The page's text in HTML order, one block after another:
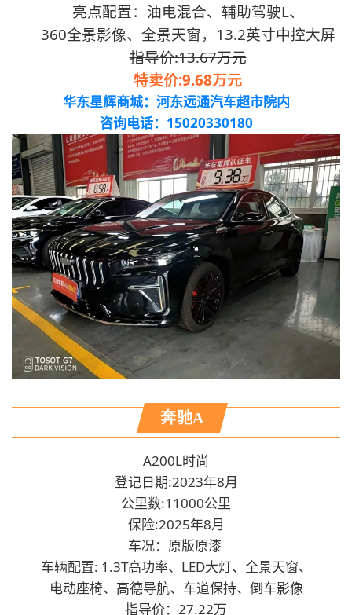
亮点配置：油电混合、辅助驾驶L、
360全景影像、 全景天窗，13.2英寸中控大屏
指导价:13.67万元
特卖价:9.68万元
华东星辉商城：河东远通汽车超市院内
咨询电话：15020330180
奔驰A
A200L时尚
登记日期:2023年8月
公里数:11000公里
保险:2025年8月
车况： 原版原漆
车辆配置: 1.3T高功率、LED大灯、全景天窗、
电动座椅、高德导航、车道保持、 倒车影像
指导价：27.22万